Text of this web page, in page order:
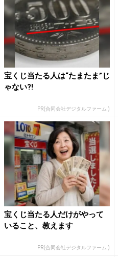
宝くじ当たる人は“たまたま”じ
ゃない?!
PR(合同会社デジタルファーム )
宝くじ当たる人だけがやって
いること、教えます
PR(合同会社デジタルファーム )